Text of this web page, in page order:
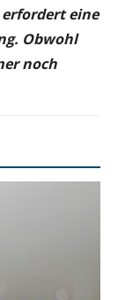
erfordert eine
Obwohl
noch